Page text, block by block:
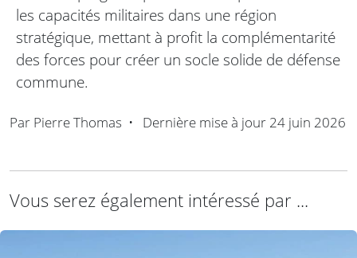
les capacités militaires dans une région
stratégique, mettant à profit la complémentarité
des forces pour créer un socle solide de défense
commune.
Par Pierre Thomas • Dernière mise à jour 24 juin 2026
Vous serez également intéressé par ...